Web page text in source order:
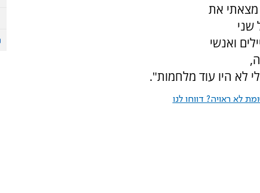
את
שני
ואנשי
לא היו עוד מלחמות".
לא ראויה? דווחו לנו